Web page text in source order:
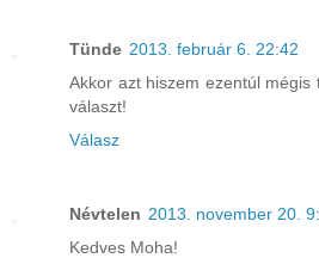
Tünde 2013. február 6. 22:42
Akkor azt hiszem ezentúl
választ!
Válasz
Névtelen 2013. november 20.
Kedves Moha!